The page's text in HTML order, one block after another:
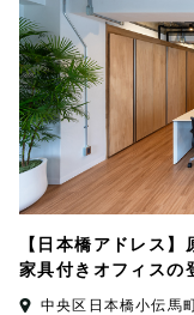
【日本橋アドレス
家具付きオフィスの
中央区日本橋小伝馬